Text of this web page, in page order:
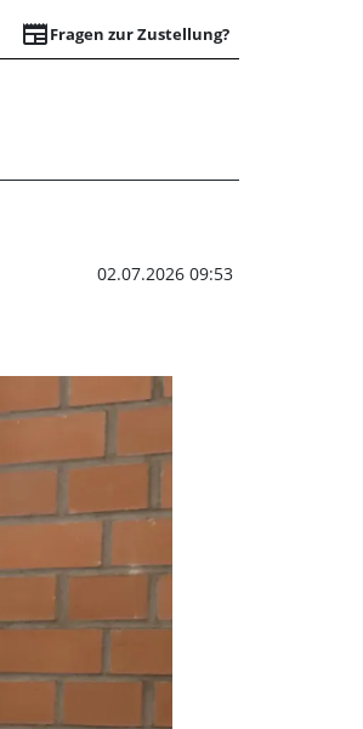
newspaperFragen zur Zustellung?
dreht
02.07.2026 09:53